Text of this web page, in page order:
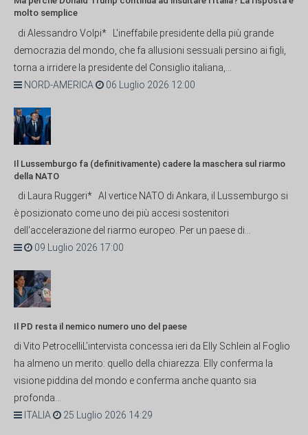
molto semplice
di Alessandro Volpi* L'ineffabile presidente della più grande
democrazia del mondo, che fa allusioni sessuali persino ai figli,
torna a irridere la presidente del Consiglio italiana,...
NORD-AMERICA
06 Luglio 2026 12:00
Il Lussemburgo fa (definitivamente) cadere la maschera sul riarmo
della NATO
di Laura Ruggeri* Al vertice NATO di Ankara, il Lussemburgo si
è posizionato come uno dei più accesi sostenitori
dell'accelerazione del riarmo europeo. Per un paese di...
09 Luglio 2026 17:00
Il PD resta il nemico numero uno del paese
di Vito PetrocelliL’intervista concessa ieri da Elly Schlein al Foglio
ha almeno un merito: quello della chiarezza. Elly conferma la
visione piddina del mondo e conferma anche quanto sia
profonda...
ITALIA
25 Luglio 2026 14:29